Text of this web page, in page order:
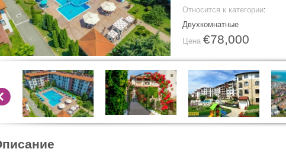
Относится к категории:
Двухкомнатные
Цена €78,000